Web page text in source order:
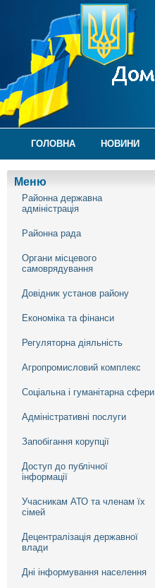
ГОЛОВНА НОВИНИ
Меню
Районна державна
адміністрація
Районна рада
Органи місцевого
самоврядування
Довідник установ району
Економіка та фінанси
Регуляторна діяльність
Агропромисловий комплекс
Соціальна і гуманітарна сфери
Адміністративні послуги
Запобігання корупції
Доступ до публічної
інформації
Учасникам АТО та членам їх
сімей
Децентралізація державної
влади
Дні інформування населення